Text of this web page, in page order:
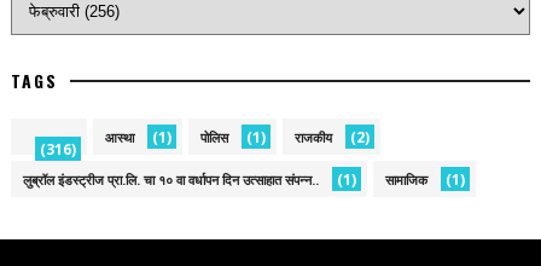
TAGS
(316)
आस्था (1) पोलिस (1) राजकीय (2)
लुब्रॉल इंडस्ट्रीज प्रा.लि. चा १० वा वर्धापन दिन उत्साहात संपन्न.. (1) सामाजिक (1)